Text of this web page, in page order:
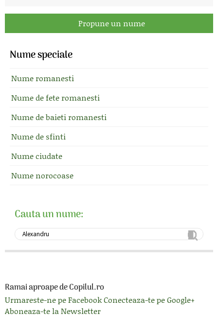
Propune un nume
Nume speciale
Nume romanesti
Nume de fete romanesti
Nume de baieti romanesti
Nume de sfinti
Nume ciudate
Nume norocoase
Cauta un nume:
Ramai aproape de Copilul.ro
Urmareste-ne pe FacebookConecteaza-te pe Google+
Aboneaza-te la Newsletter